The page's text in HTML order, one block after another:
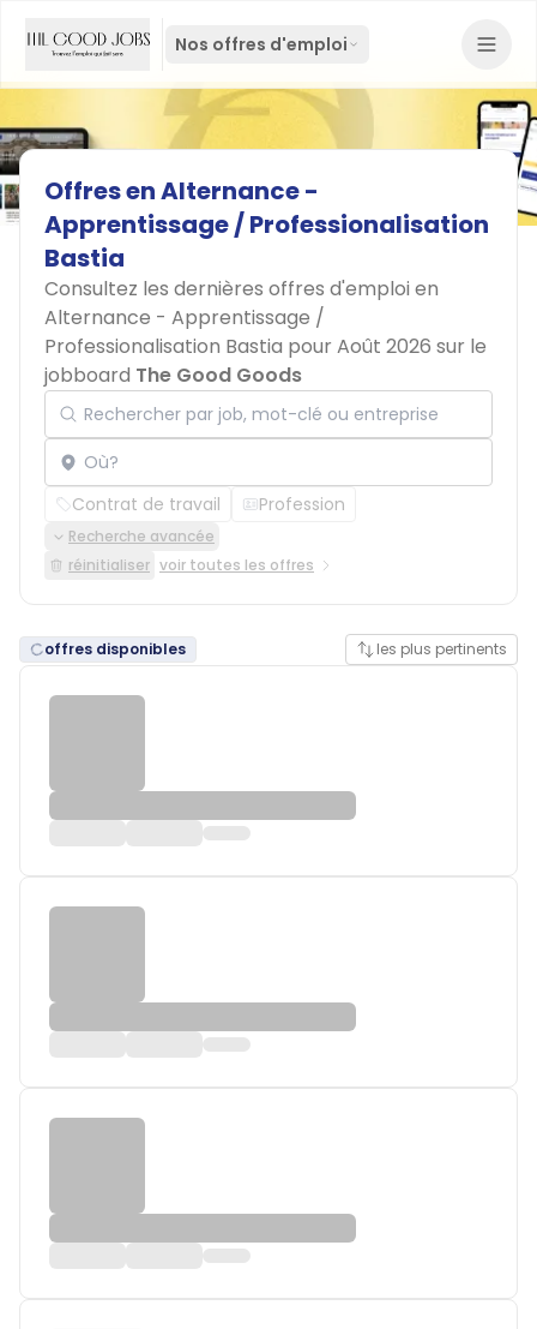
Nos offres d'emploi
OffresenAlternance-
Apprentissage/Professionalisation
Bastia
Consultez les dernières offres d'emploi en
Alternance - Apprentissage /
Professionalisation Bastia pour Août 2026 sur le
jobboard The Good Goods
Rechercher par job, mot-clé ou entreprise
Localisation
Contrat de travail Profession
Recherche avancée
réinitialiser voir toutes les offres
offres disponibles les plus pertinents